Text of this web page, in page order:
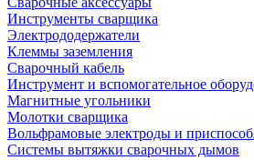
Инструменты сварщика
Электрододержатели
Клеммы заземления
Сварочный кабель
Инструмент и вспомогательное
Магнитные угольники
Молотки сварщика
Вольфрамовые электроды и
Системы вытяжки сварочных дымов